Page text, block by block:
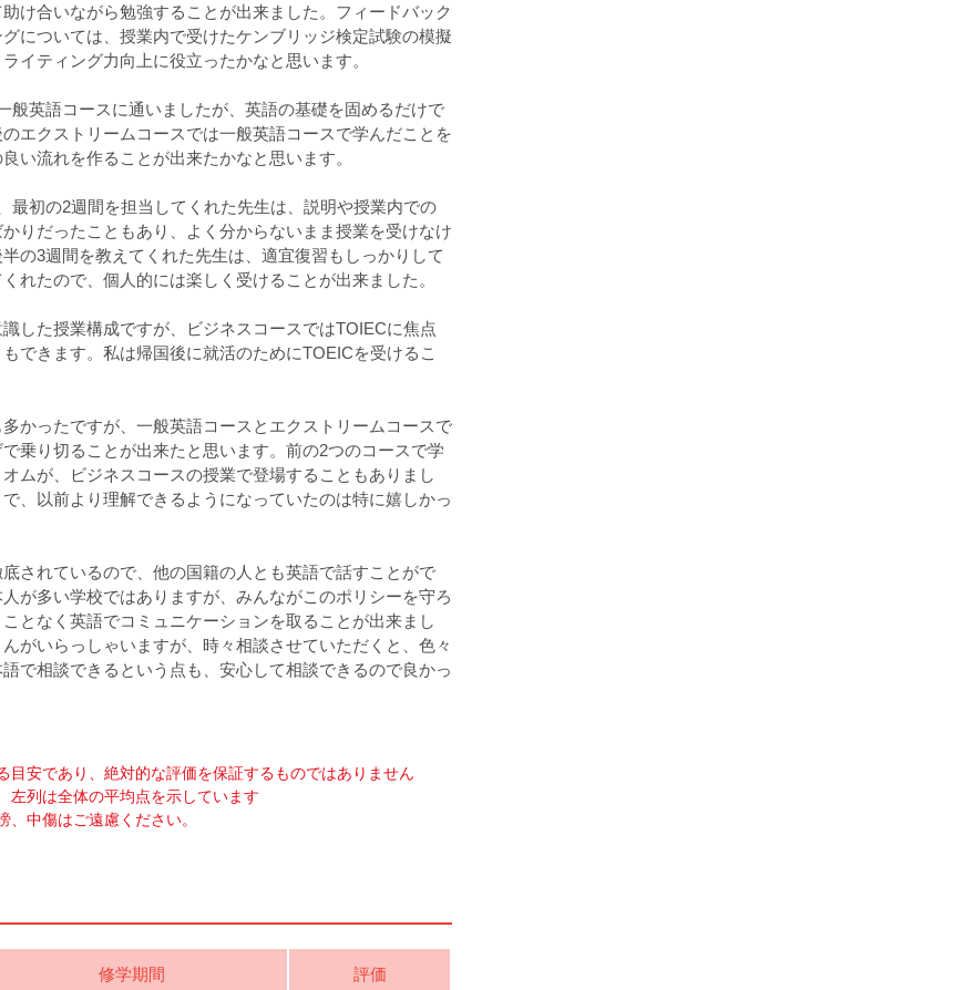
け合いながら勉強することが出来ました。フィードバック
については、授業内で受けたケンブリッジ検定試験の模擬
イティング力向上に役立ったかなと思います。
般英語コースに通いましたが、英語の基礎を固めるだけで
エクストリームコースでは一般英語コースで学んだことを
い流れを作ることが出来たかなと思います。
最初の2週間を担当してくれた先生は、説明や授業内での
りだったこともあり、よく分からないまま授業を受けなけ
の3週間を教えてくれた先生は、適宜復習もしっかりして
れたので、個人的には楽しく受けることが出来ました。
した授業構成ですが、ビジネスコースではTOIECに焦点
できます。私は帰国後に就活のためにTOEICを受けるこ
かったですが、一般英語コースとエクストリームコースで
乗り切ることが出来たと思います。前の2つのコースで学
ムが、ビジネスコースの授業で登場することもありまし
、以前より理解できるようになっていたのは特に嬉しかっ
されているので、他の国籍の人とも英語で話すことがで
が多い学校ではありますが、みんながこのポリシーを守ろ
となく英語でコミュニケーションを取ることが出来まし
がいらっしゃいますが、時々相談させていただくと、色々
で相談できるという点も、安心して相談できるので良かっ
安であり、絶対的な評価を保証するものではありません
左列は全体の平均点を示しています
中傷はご遠慮ください。
修学期間 評価